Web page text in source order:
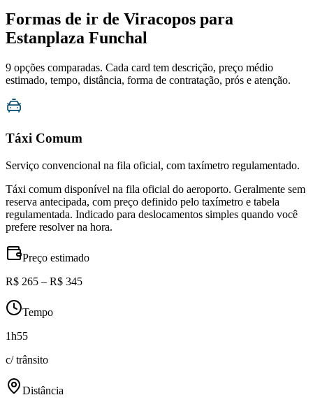
Formas de ir de Viracopos para
Estanplaza Funchal
9 opções comparadas. Cada card tem descrição, preço médio
estimado, tempo, distância, forma de contratação, prós e atenção.
Táxi Comum
Serviço convencional na fila oficial, com taxímetro regulamentado.
Táxi comum disponível na fila oficial do aeroporto. Geralmente sem
reserva antecipada, com preço definido pelo taxímetro e tabela
regulamentada. Indicado para deslocamentos simples quando você
prefere resolver na hora.
Preço estimado
R$ 265 – R$ 345
Tempo
1h55
c/ trânsito
Distância